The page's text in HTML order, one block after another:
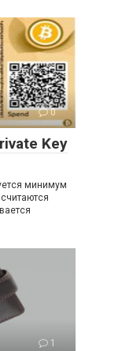
0
Key
минимум
1